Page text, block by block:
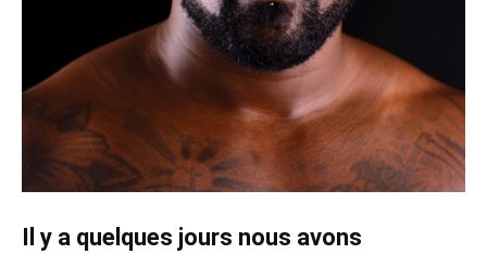
Il y a quelques jours nous avons